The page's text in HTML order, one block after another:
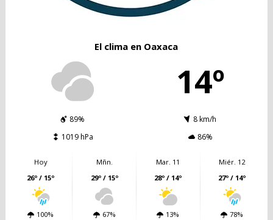
El clima en Oaxaca
14º
89%
8 km/h
1019 hPa
86%
Hoy
26º / 15º
100%
Mñn.
29º / 15º
67%
Mar. 11
28º / 14º
13%
Miér. 12
27º / 14º
78%